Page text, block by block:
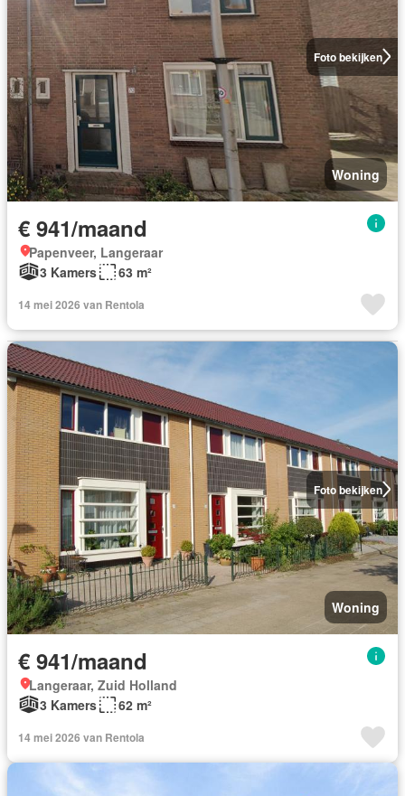
Foto bekijken
Woning
€ 941/maand
Papenveer, Langeraar
3 Kamers
63 m²
14 mei 2026 van Rentola
Foto bekijken
Woning
€ 941/maand
Langeraar, Zuid Holland
3 Kamers
62 m²
14 mei 2026 van Rentola